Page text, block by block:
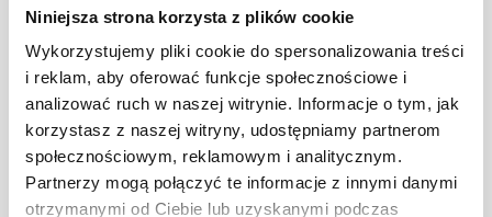
Niniejsza strona korzysta z plików cookie
Wykorzystujemy pliki cookie do spersonalizowania treści
i reklam, aby oferować funkcje społecznościowe i
analizować ruch w naszej witrynie. Informacje o tym, jak
korzystasz z naszej witryny, udostępniamy partnerom
społecznościowym, reklamowym i analitycznym.
Partnerzy mogą połączyć te informacje z innymi danymi
otrzymanymi od Ciebie lub uzyskanymi podczas
dostarczymy do 3 dni roboczych na terenie całej Polski.
wynosi do 5 dni roboczych, również na terenie całego
kraju. Wszystkie zamówienia powyżej 1000 zł
dostarczamy gratis niezależnie od miejsca złożenia
zamówienia.
Zdjęcia produktów mają charakter poglądowy.
Rzeczywiste kolory i struktura materiałów mogą różnić